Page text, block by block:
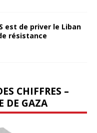
est de priver le Liban
résistance
CHIFFRES –
DE GAZA